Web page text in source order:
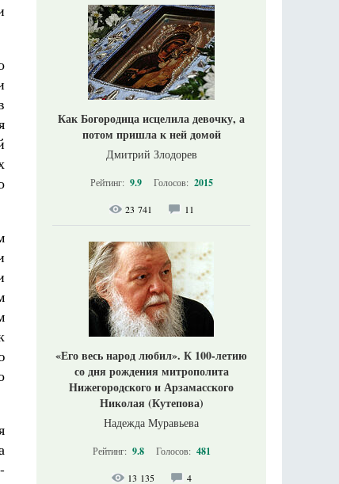
Как Богородица исцелила девочку, а
потом пришла к ней домой
Дмитрий Злодорев
Рейтинг: 9.9 Голосов: 2015
23 741 11
«Его весь народ любил». К 100-летию
со дня рождения митрополита
Нижегородского и Арзамасского
Николая (Кутепова)
Надежда Муравьева
Рейтинг: 9.8 Голосов: 481
13 135 4